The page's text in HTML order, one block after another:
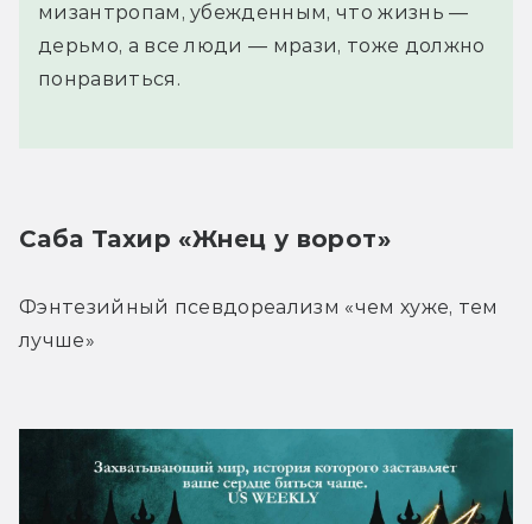
мизантропам, убежденным, что жизнь —
дерьмо, а все люди — мрази, тоже должно
понравиться.
Саба Тахир «Жнец у ворот»
Фэнтезийный псевдореализм «чем хуже, тем
лучше»